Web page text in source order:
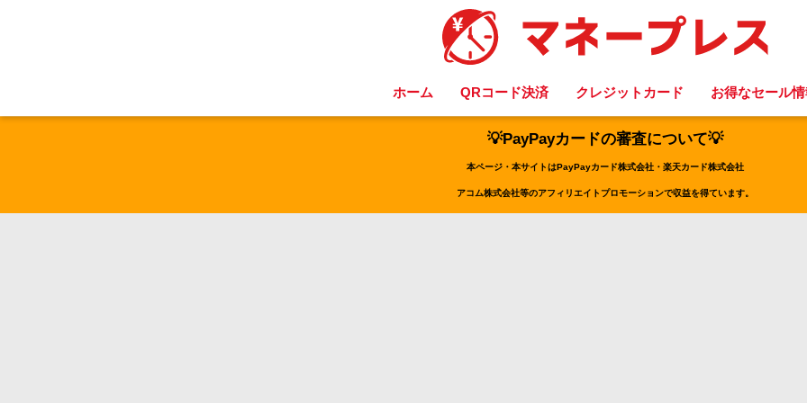
ホーム QRコード決済 クレジットカード お得なセール
💡PayPayカードの審査について💡
本ページ・本サイトはPayPayカード株式会社・楽天カード株式会社
アコム株式会社等のアフィリエイトプロモーションで収益を得ています。